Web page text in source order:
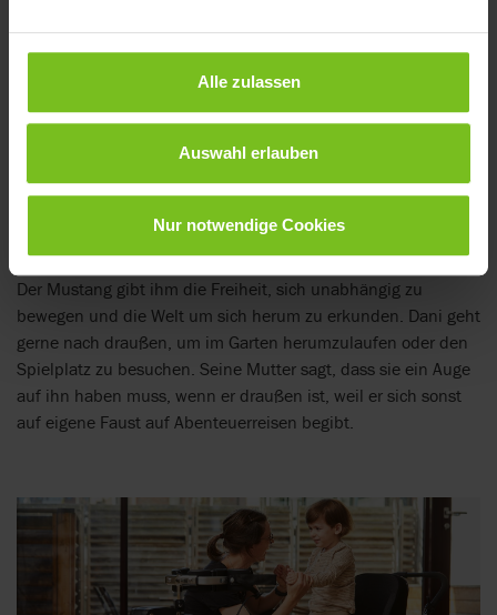
Alle zulassen
Auswahl erlauben
Nur notwendige Cookies
in Bodennähe als auch an solchen in Tischhöhe
sich aktiv im Stehen in und aus dem Stuhl zu bewegen, z. B.
wenn er in seinem Mustang von R82 spazieren gehen
Für mehr Unabhängigkeit benutzt Dani einen Mustang mit
Sitz, Gesäßpelotte, Beckenführung und 8”-Slimline-Rädern.
Der Mustang gibt ihm die Freiheit, sich unabhängig zu
bewegen und die Welt um sich herum zu erkunden. Dani geht
gerne nach draußen, um im Garten herumzulaufen oder den
Spielplatz zu besuchen. Seine Mutter sagt, dass sie ein Auge
auf ihn haben muss, wenn er draußen ist, weil er sich sonst
auf eigene Faust auf Abenteuerreisen begibt.